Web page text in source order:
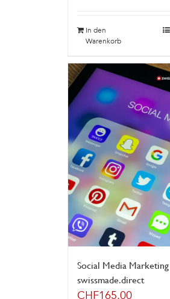
In den
Warenkorb
Social Media Marketing
swissmade.direct
CHF165.00